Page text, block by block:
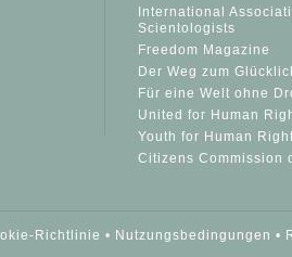
International
Scientologists
Freedom Magazine
Der Weg zum
Für eine Welt ohne
United for Human
Youth for Human
Citizens Commission
Richtlinie • Nutzungsbedingungen •